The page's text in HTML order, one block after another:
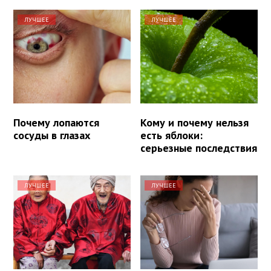
ЛУЧШЕЕ
Почему лопаются
сосуды в глазах
ЛУЧШЕЕ
Кому и почему нельзя
есть яблоки:
серьезные последствия
ЛУЧШЕЕ ЛУЧШЕЕ